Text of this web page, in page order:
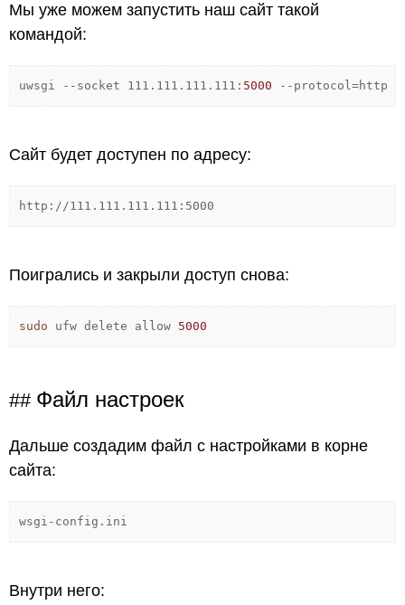
Мы уже можем запустить наш сайт такой
командой:
uwsgi --socket 111.111.111.111: 5000 --protocol=http
Сайт будет доступен по адресу:
http://111.111.111.111:5000
Поигрались и закрыли доступ снова:
sudo ufw delete allow 5000
Файл настроек
Дальше создадим файл с настройками в корне
сайта:
wsgi-config.ini
Внутри него: